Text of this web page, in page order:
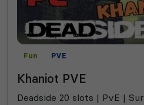
Fun PVE
Khaniot PVE
Deadside 20 slots | PvE |